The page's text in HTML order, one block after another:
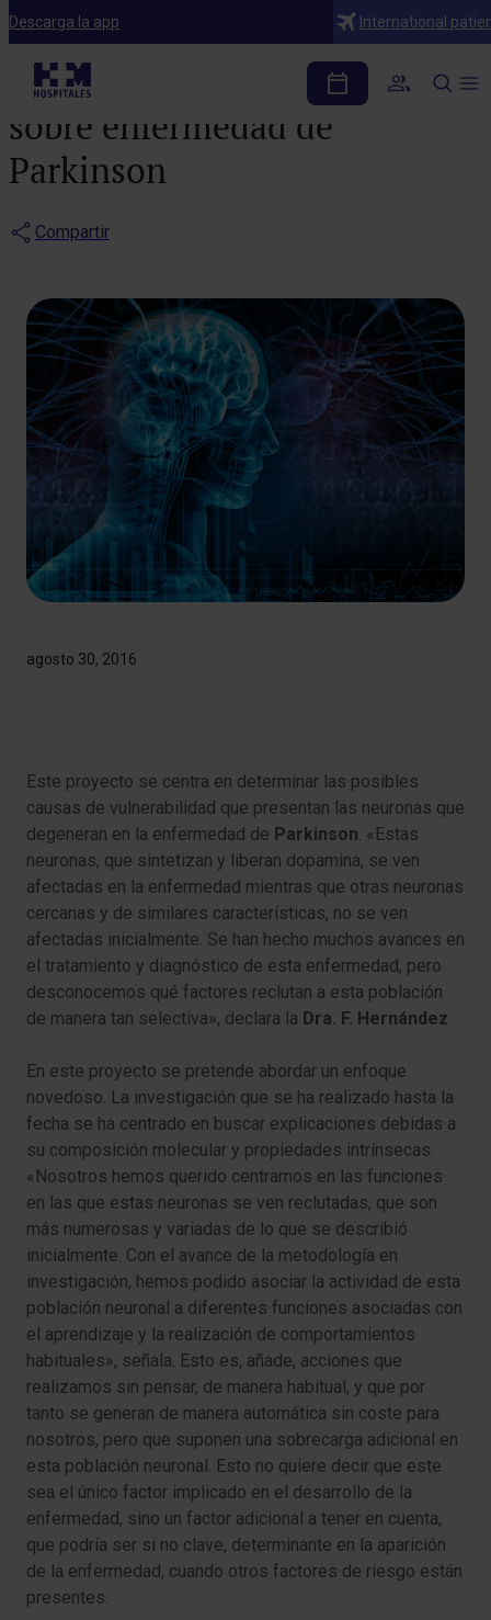
Descarga la app International
Noticias
Nuevas investigaciones
sobre enfermedad de
Parkinson
Compartir
agosto 30, 2016
Este proyecto se centra en determinar las posibles
causas de vulnerabilidad que presentan las neuronas que
degeneran en la enfermedad de Parkinson . «Estas
neuronas, que sintetizan y liberan dopamina, se ven
afectadas en la enfermedad mientras que otras neuronas
cercanas y de similares características, no se ven
afectadas inicialmente. Se han hecho muchos avances en
el tratamiento y diagnóstico de esta enfermedad, pero
desconocemos qué factores reclutan a esta población
de manera tan selectiva», declara la Dra. F. Hernández
En este proyecto se pretende abordar un enfoque
novedoso. La investigación que se ha realizado hasta la
fecha se ha centrado en buscar explicaciones debidas a
su composición molecular y propiedades intrínsecas:
«Nosotros hemos querido centrarnos en las funciones
en las que estas neuronas se ven reclutadas, que son
más numerosas y variadas de lo que se describió
inicialmente. Con el avance de la metodología en
investigación, hemos podido asociar la actividad de esta
población neuronal a diferentes funciones asociadas con
el aprendizaje y la realización de comportamientos
habituales», señala. Esto es, añade, acciones que
realizamos sin pensar, de manera habitual, y que por
tanto se generan de manera automática sin coste para
nosotros, pero que suponen una sobrecarga adicional en
esta población neuronal. Esto no quiere decir que este
sea el único factor implicado en el desarrollo de la
enfermedad, sino un factor adicional a tener en cuenta,
que podría ser si no clave, determinante en la aparición
de la enfermedad, cuando otros factores de riesgo están
presentes.